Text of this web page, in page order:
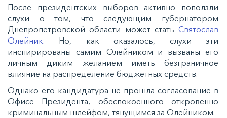
После президентских выборов активно поползли
слухи о том, что следующим губернатором
Днепропетровской области может стать Святослав
Олейник. Но, как оказалось, слухи эти
инспирированы самим Олейником и вызваны его
личным диким желанием иметь безграничное
влияние на распределение бюджетных средств.
Однако его кандидатура не прошла согласование в
Офисе Президента, обеспокоенного откровенно
криминальным шлейфом, тянущимся за Олейником.